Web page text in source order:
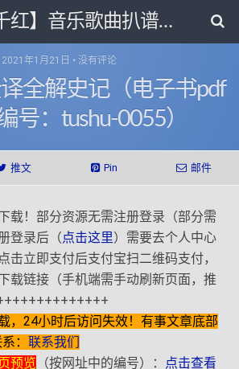
【万紫千红】音乐歌曲扒谱打带和电子书影视剧资源网
2021年1月21日 • 没有评论
全解史记（电子书pdf
号：tushu-0055）
推文 Pin 邮件
载！部分资源无需注册登录（部分需
登录后（点击这里）需要去个人中心
击立即支付后支付宝扫二维码支付，
载链接（手机端需手动刷新页面，推
，24小时后访问失效！有事文章底部
： 联系我们
预览 （按网址中的编号）： 点击查看